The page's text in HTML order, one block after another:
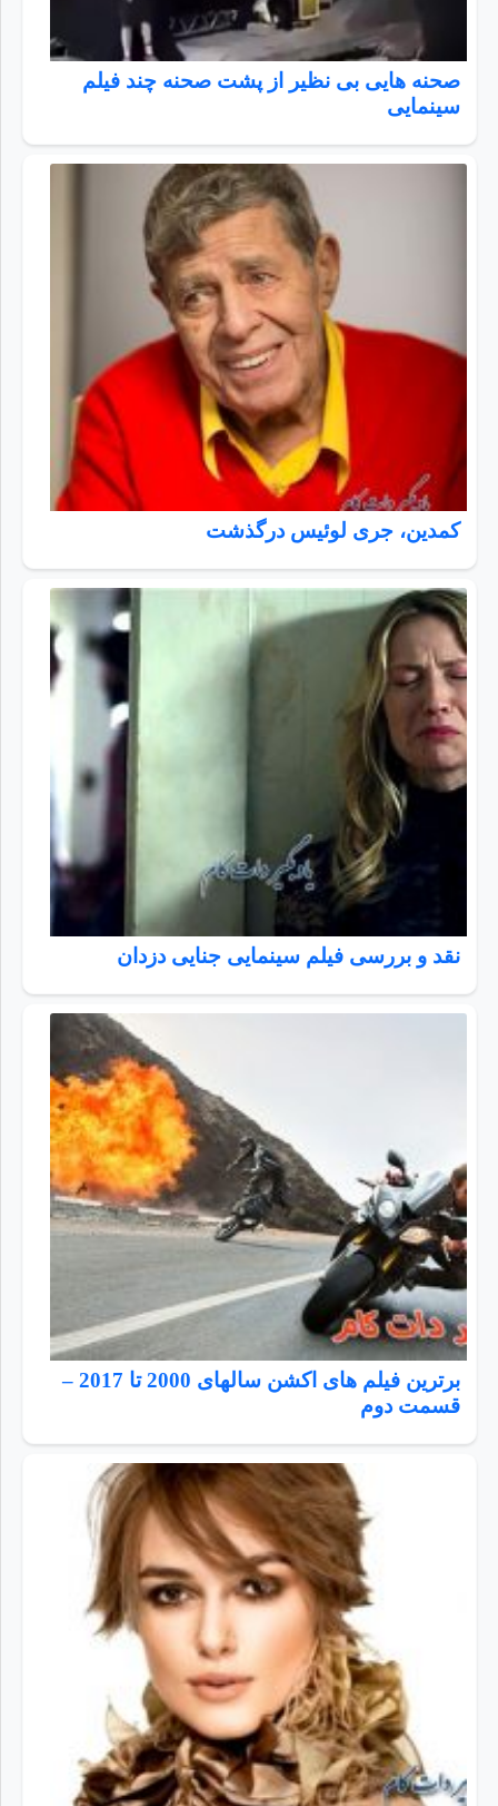
صحنه هایی بی نظیر از پشت صحنه چند فیلم
سینمایی
کمدین، جری لوئیس درگذشت
نقد و بررسی فیلم سینمایی جنایی دزدان
برترین فیلم های اکشن سالهای 2000 تا 2017 –
قسمت دوم